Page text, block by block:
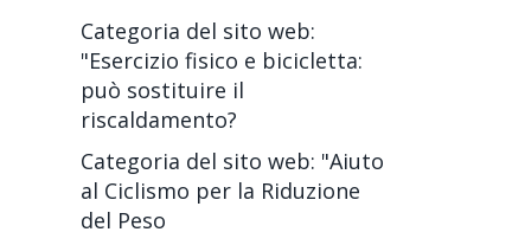
Categoria del sito web:
"Esercizio fisico e bicicletta:
può sostituire il
riscaldamento?
Categoria del sito web: "Aiuto
al Ciclismo per la Riduzione
del Peso